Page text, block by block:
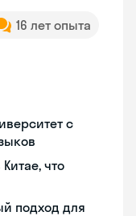
16 лет опыта
с
что
подход для